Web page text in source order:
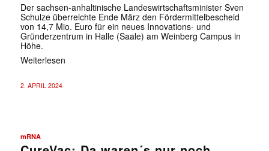
Der sachsen-anhaltinische Landeswirtschaftsminister Sven
Schulze überreichte Ende März den Fördermittelbescheid
von 14,7 Mio. Euro für ein neu­es Innovations- und
Gründerzentrum in Halle (Saale) am Weinberg Campus in
Höhe.
Weiterlesen
2. APRIL 2024
mRNA